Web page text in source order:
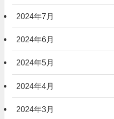
2024年7月
2024年6月
2024年5月
2024年4月
2024年3月